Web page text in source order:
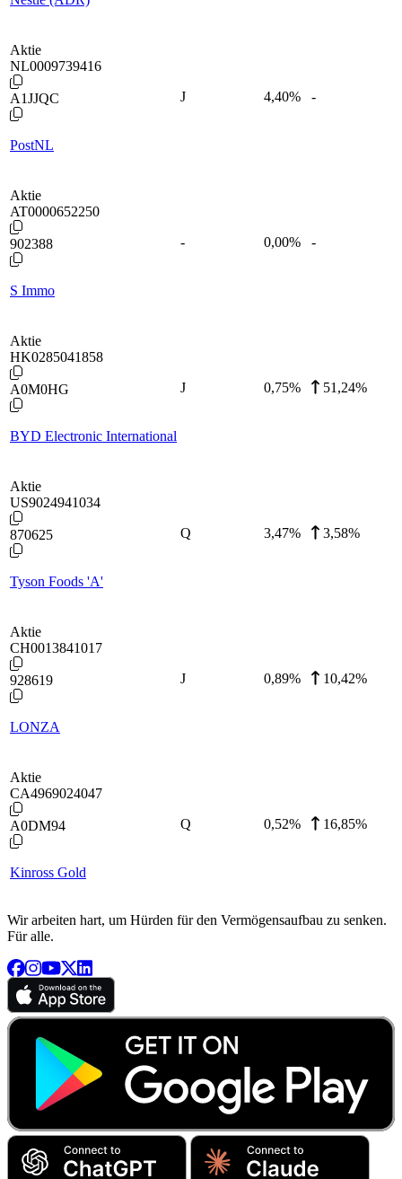
Aktie
NL0009739416
A1JJQC
PostNL
J 4,40% -
Aktie
AT0000652250
902388
S Immo
- 0,00% -
Aktie
HK0285041858
A0M0HG
BYD Electronic International
J 0,75% 51,24%
Aktie
US9024941034
870625
Tyson Foods 'A'
Q 3,47% 3,58%
Aktie
CH0013841017
928619
LONZA
J 0,89% 10,42%
Aktie
CA4969024047
A0DM94
Kinross Gold
Q 0,52% 16,85%
Wir arbeiten hart, um Hürden für den Vermögensaufbau zu senken.
Für alle.